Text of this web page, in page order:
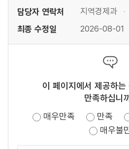
담당자 연락처 지역경제과
최종 수정일 2026-08-01
이 페이지에서 제공하는
만족하십니
매우만족
만족
매우불